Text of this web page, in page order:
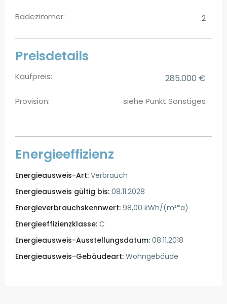
Badezimmer: 2
Preisdetails
Kaufpreis: 285.000 €
Provision: siehe Punkt Sonstiges
Energieeffizienz
Energieausweis-Art: Verbrauch
Energieausweis gültig bis: 08.11.2028
Energieverbrauchskennwert: 98,00 kWh/(m²*a)
Energieeffizienzklasse: C
Energieausweis-Ausstellungsdatum: 08.11.2018
Energieausweis-Gebäudeart: Wohngebäude